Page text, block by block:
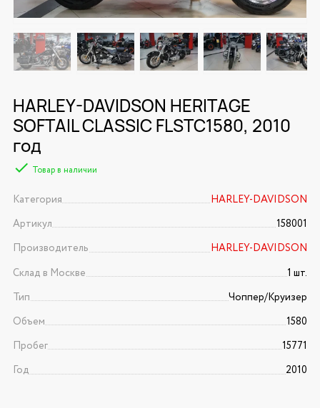
HARLEY-DAVIDSON HERITAGE
SOFTAIL CLASSIC FLSTC1580, 2010
год
Товар в наличии
Категория
HARLEY-DAVIDSON
Артикул
158001
Производитель
HARLEY-DAVIDSON
Склад в Москве
1 шт.
Тип
Чоппер/Круизер
Объем
1580
Пробег
15771
Год
2010